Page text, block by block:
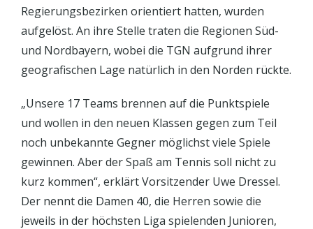
Regierungsbezirken orientiert hatten, wurden
aufgelöst. An ihre Stelle traten die Regionen Süd-
und Nordbayern, wobei die TGN aufgrund ihrer
geografischen Lage natürlich in den Norden rückte.
„Unsere 17 Teams brennen auf die Punktspiele
und wollen in den neuen Klassen gegen zum Teil
noch unbekannte Gegner möglichst viele Spiele
gewinnen. Aber der Spaß am Tennis soll nicht zu
kurz kommen“, erklärt Vorsitzender Uwe Dressel.
Der nennt die Damen 40, die Herren sowie die
jeweils in der höchsten Liga spielenden Junioren,